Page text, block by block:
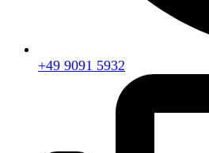
+49 9091 5932